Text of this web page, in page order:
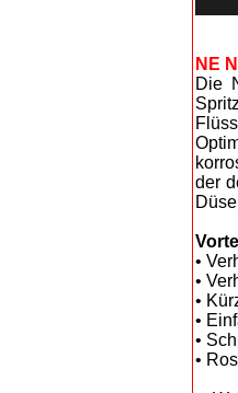
NE
Die
der
•
•
•
•
•
•